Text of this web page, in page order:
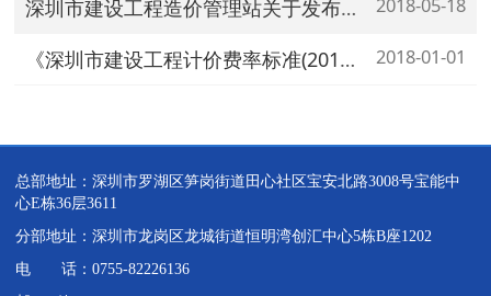
深圳市建设工程造价管理站关于发布《深圳市建设工程计价费率标准(2018)》的通知
《深圳市建设工程计价费率标准(2018)》 2018-01-01
总部地址：深圳市罗湖区笋岗街道田心社区宝安北路3008号宝能中
心E栋36层3611
分部地址：深圳市龙岗区龙城街道恒明湾创汇中心5栋B座1202
电 话：0755-82226136